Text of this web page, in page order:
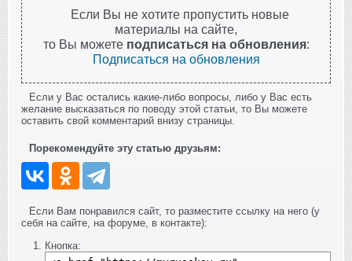
Если Вы не хотите пропустить новые
материалы на сайте,
то Вы можете подписаться на обновления:
Подписаться на обновления
Если у Вас остались какие-либо вопросы, либо у Вас есть
желание высказаться по поводу этой статьи, то Вы можете
оставить свой комментарий внизу страницы.
Порекомендуйте эту статью друзьям:
Если Вам понравился сайт, то разместите ссылку на него (у
себя на сайте, на форуме, в контакте):
Кнопка: